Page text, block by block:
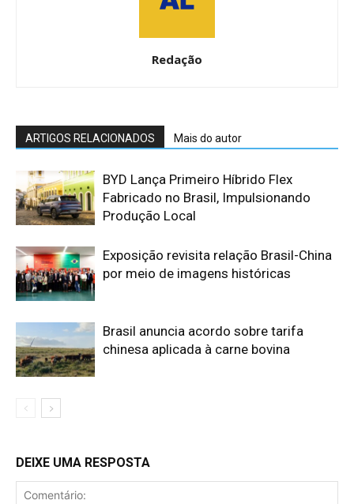
Redação
ARTIGOS RELACIONADOS Mais do autor
BYD Lança Primeiro Híbrido Flex
Fabricado no Brasil, Impulsionando
Produção Local
Exposição revisita relação Brasil-China
por meio de imagens históricas
Brasil anuncia acordo sobre tarifa
chinesa aplicada à carne bovina
DEIXE UMA RESPOSTA